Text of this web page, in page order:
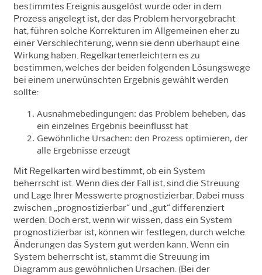
bestimmtes Ereignis ausgelöst wurde oder in dem
Prozess angelegt ist, der das Problem hervorgebracht
hat, führen solche Korrekturen im Allgemeinen eher zu
einer Verschlechterung, wenn sie denn überhaupt eine
Wirkung haben. Regelkartenerleichtern es zu
bestimmen, welches der beiden folgenden Lösungswege
bei einem unerwünschten Ergebnis gewählt werden
sollte:
Ausnahmebedingungen: das Problem beheben, das
ein einzelnes Ergebnis beeinflusst hat
Gewöhnliche Ursachen: den Prozess optimieren, der
alle Ergebnisse erzeugt
Mit Regelkarten wird bestimmt, ob ein System
beherrscht ist. Wenn dies der Fall ist, sind die Streuung
und Lage Ihrer Messwerte prognostizierbar. Dabei muss
zwischen „prognostizierbar“ und „gut“ differenziert
werden. Doch erst, wenn wir wissen, dass ein System
prognostizierbar ist, können wir festlegen, durch welche
Änderungen das System gut werden kann. Wenn ein
System beherrscht ist, stammt die Streuung im
Diagramm aus gewöhnlichen Ursachen. (Bei der